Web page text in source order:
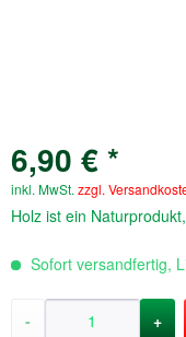
6,90 € *
inkl. MwSt. zzgl.
Holz ist ein
Sofort versandfertig,
- +